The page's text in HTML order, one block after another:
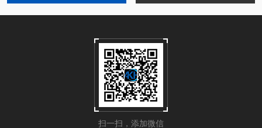
扫一扫，添加微信